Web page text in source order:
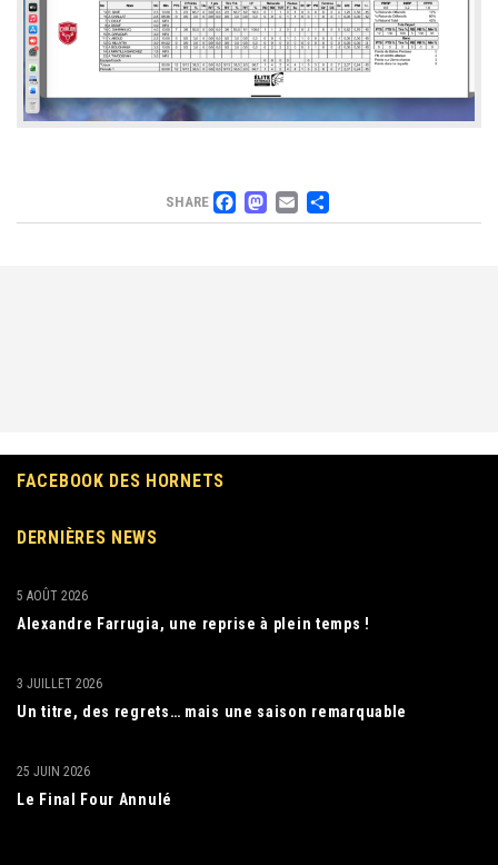
SHARE FACEBOOK
MASTODON
EMAIL
PARTAGER
FACEBOOK DES HORNETS
DERNIÈRES NEWS
Alexandre Farrugia, une reprise à plein temps !
5 AOÛT 2026
Un titre, des regrets… mais une saison remarquable
3 JUILLET 2026
Le Final Four Annulé
25 JUIN 2026